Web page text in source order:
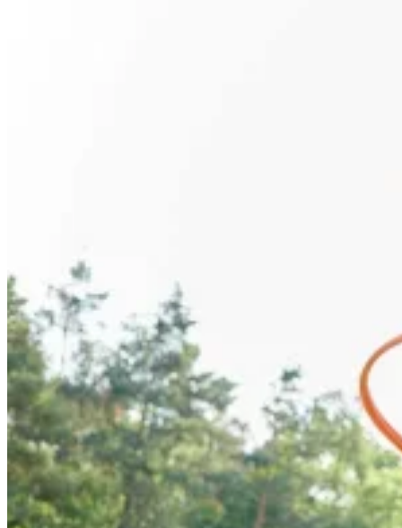
Was ist ein Smart-Hula-Hoop?
Ein Smart-Hula-Hoop oder auch Smart-Hoop ist eine
Weiterentwicklung eines normalen Hoops. Während ein
Hula-Hoop als Reifen um die eigene Hüfte kreist, wird die
smarte Variante wie ein Gürtel um die
Taillebefestigt. Der
Smart-Hoop hat ein zusätzliches Gewicht, das in einer
Schienenführung um die Hüften gekreist wird.
Klingt etwas kompliziert? Ist es aber gar nicht. Anfänger
profitieren von dieser Art des Hula-Hoops, da der Reifen